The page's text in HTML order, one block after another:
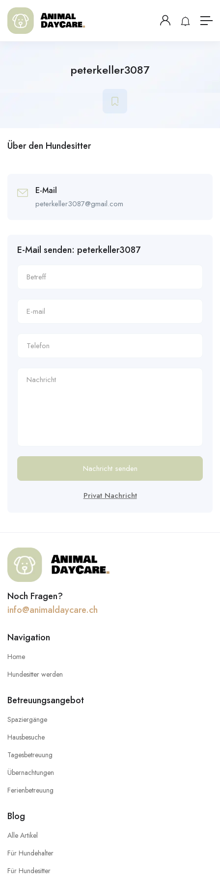
peterkeller3087
Über den Hundesitter
E-Mail
peterkeller3087@gmail.com
E-Mail senden: peterkeller3087
Nachricht senden
Privat Nachricht
Noch Fragen?
info@animaldaycare.ch
Navigation
Home
Hundesitter werden
Betreuungsangebot
Spaziergänge
Hausbesuche
Tagesbetreuung
Übernachtungen
Ferienbetreuung
Blog
Alle Artikel
Für Hundehalter
Für Hundesitter